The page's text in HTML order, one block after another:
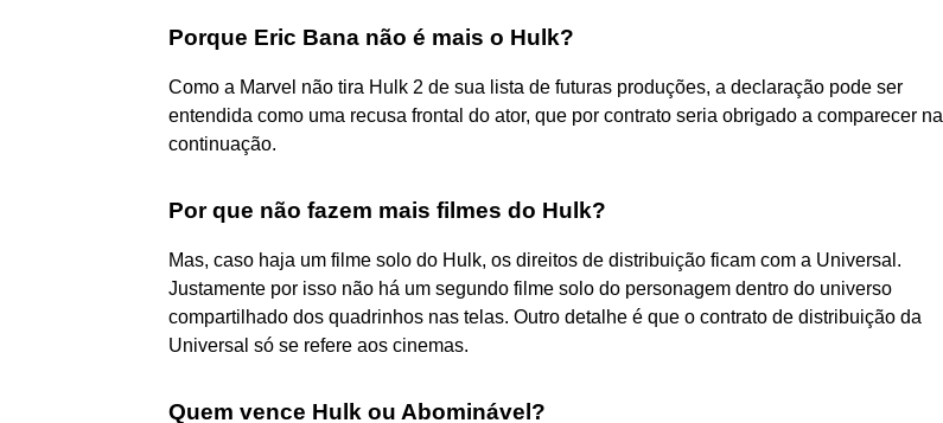
Porque Eric Bana não é mais o Hulk?
Como a Marvel não tira Hulk 2 de sua lista de futuras produções, a declaração pode ser
entendida como uma recusa frontal do ator, que por contrato seria obrigado a comparecer na
continuação.
Por que não fazem mais filmes do Hulk?
Mas, caso haja um filme solo do Hulk, os direitos de distribuição ficam com a Universal.
Justamente por isso não há um segundo filme solo do personagem dentro do universo
compartilhado dos quadrinhos nas telas. Outro detalhe é que o contrato de distribuição da
Universal só se refere aos cinemas.
Quem vence Hulk ou Abominável?